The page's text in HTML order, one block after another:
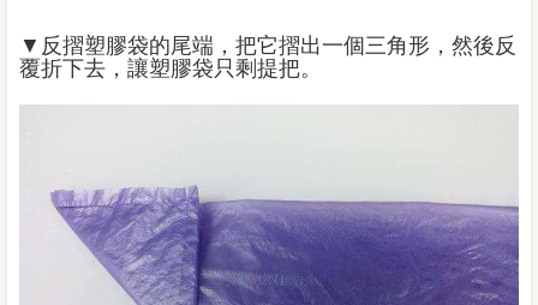
▼反摺塑膠袋的尾端，把它摺出一個三角形，然後反
覆折下去，讓塑膠袋只剩提把。